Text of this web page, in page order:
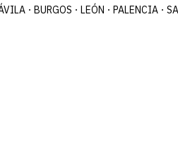
BURGOS LEÓN PALENCIA